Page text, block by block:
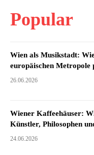
Popular
Wien als Musikstadt:
europäischen Metropole
26.06.2026
Wiener Kaffeehäuser:
Künstler, Philosophen
24.06.2026